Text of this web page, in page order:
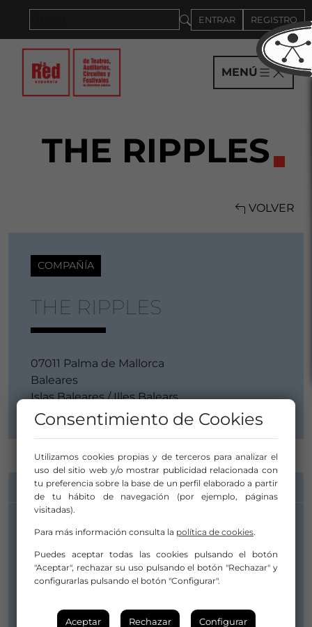
ENTRAR REGISTRO
MENÚ
THE RIPPLES
VOLVER
COMPAÑÍA
THE RIPPLES
07011 Palma de Mallorca
Baleares
Islas Baleares / Illes Balears
INFORMACIÓN DE CONTACTO
646822427
theripplesboys@gmail.com
Consentimiento de Cookies
Utilizamos cookies propias y de terceros para analizar el
uso del sitio web y/o mostrar publicidad relacionada con
tu preferencia sobre la base de un perfil elaborado a partir
de tu hábito de navegación (por ejemplo, páginas
visitadas).
Para más información consulta la política de cookies.
Puedes aceptar todas las cookies pulsando el botón
"Aceptar", rechazar su uso pulsando el botón "Rechazar" y
configurarlas pulsando el botón "Configurar".
Aceptar Rechazar Configurar